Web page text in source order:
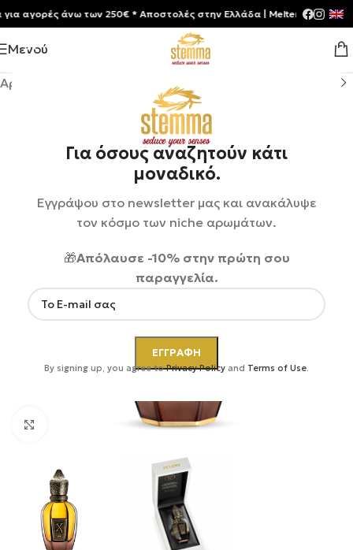
Για όσους αναζητούν κάτι
μοναδικό.
Εγγράψου στο newsletter μας και ανακάλυψε
τον κόσμο των niche αρωμάτων.
🎁Απόλαυσε -10% στην πρώτη σου
παραγγελία.
By signing up, you agree toPrivacy Policy and Terms of Use.
Μενού
Αρχική σελίδα Αρώματα
Κάντε κλικ για μεγέθυνση
αγορές άνω των 250€ * Aποστολές στην Ελλάδα | Meltemia Exclusive